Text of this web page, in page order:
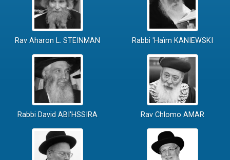
Rav Aharon L. STEINMAN Rabbi 'Haïm KANIEWSKI
Rabbi David ABI'HSSIRA Rav Chlomo AMAR